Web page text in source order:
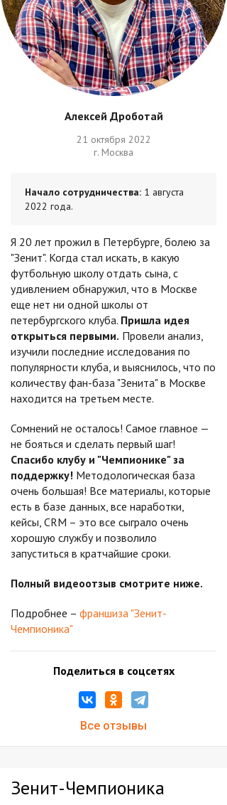
Алексей Дроботай
21 октября 2022
г. Москва
Начало сотрудничества: 1 августа
2022 года.
Я 20 лет прожил в Петербурге, болею за
"Зенит". Когда стал искать, в какую
футбольную школу отдать сына, с
удивлением обнаружил, что в Москве
еще нет ни одной школы от
петербургского клуба. Пришла идея
открыться первыми. Провели анализ,
изучили последние исследования по
популярности клуба, и выяснилось, что по
количеству фан-база "Зенита" в Москве
находится на третьем месте.
Сомнений не осталось! Самое главное —
не бояться и сделать первый шаг!
Спасибо клубу и "Чемпионике" за
поддержку! Методологическая база
очень большая! Все материалы, которые
есть в базе данных, все наработки,
кейсы, CRM – это все сыграло очень
хорошую службу и позволило
запуститься в кратчайшие сроки.
Полный видеоотзыв смотрите ниже.
Подробнее – франшиза "Зенит-
Чемпионика"
Поделиться в соцсетях
Все отзывы
Зенит-Чемпионика